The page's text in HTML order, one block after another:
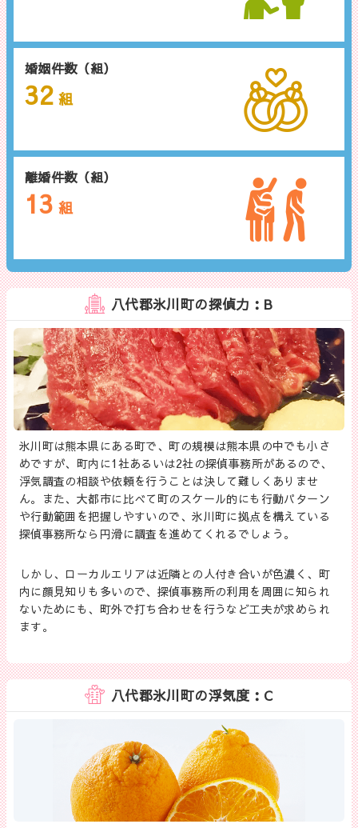
離婚件数（組）
13 組
婚姻件数（組）
32 組
八代郡氷川町の探偵力：B
氷川町は熊本県にある町で、町の規模は熊本県の中でも小さ
めですが、町内に1社あるいは2社の探偵事務所があるので、
浮気調査の相談や依頼を行うことは決して難しくありませ
ん。また、大都市に比べて町のスケール的にも行動パターン
や行動範囲を把握しやすいので、氷川町に拠点を構えている
探偵事務所なら円滑に調査を進めてくれるでしょう。
しかし、ローカルエリアは近隣との人付き合いが色濃く、町
内に顔見知りも多いので、探偵事務所の利用を周囲に知られ
ないためにも、町外で打ち合わせを行うなど工夫が求められ
ます。
八代郡氷川町の浮気度：C